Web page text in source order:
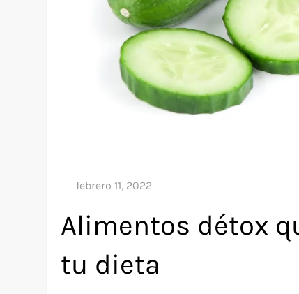
Alimentos détox
tu dieta